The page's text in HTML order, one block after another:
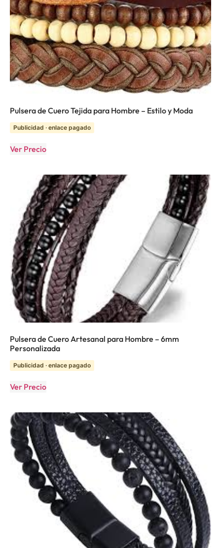
Pulsera de Cuero Tejida para Hombre – Estilo y Moda
Publicidad · enlace pagado
Ver Precio
Pulsera de Cuero Artesanal para Hombre – 6mm
Personalizada
Publicidad · enlace pagado
Ver Precio